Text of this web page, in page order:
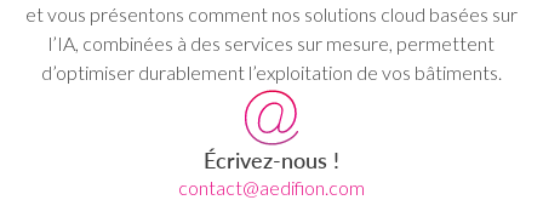
et vous présentons comment nos solutions cloud basées sur
l’IA, combinées à des services sur mesure, permettent
d’optimiser durablement l’exploitation de vos bâtiments.
Écrivez-nous !
contact@aedifion.com